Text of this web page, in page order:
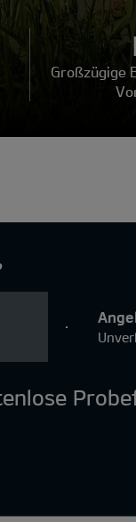
Großzügige